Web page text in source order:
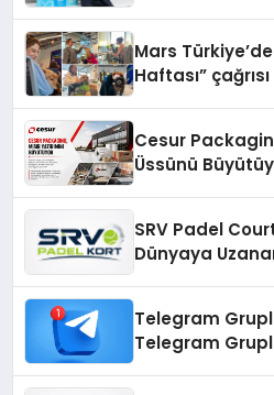
Mars
Haftası” çağrısı
Cesur
Üssünü
SRV Padel
Dünyaya
Telegram
Telegram